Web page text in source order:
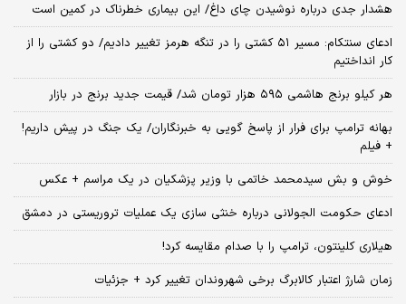
هشدار جدی درباره نوشیدن چای داغ/ این بیماری خطرناک در کمین است
ادعای سنتکام: مسیر ۵۱ کشتی را در تنگه هرمز تغییر دادیم/ دو کشتی را از
کار انداختیم
هر کیلو برنج هاشمی ۵۹۵ هزار تومان شد/ قیمت جدید برنج در بازار
بهانه ترامپ برای فرار از پاسخ گویی به خبرنگاران/ یک جنگ در پیش داریم!
+ فیلم
خوش و بش سیدمحمد خاتمی با وزیر پزشکیان در یک مراسم + عکس
ادعای حکومت الجولانی درباره خنثی سازی یک عملیات تروریستی در دمشق
هیلاری کلینتون، ترامپ را با صدام مقایسه کرد!
زمان شارژ اعتبار کالابرگ برخی شهروندان تغییر کرد + جزئیات